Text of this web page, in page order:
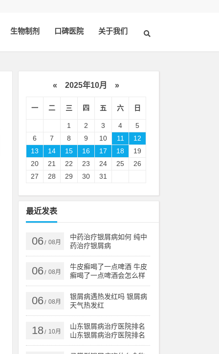
生物制剂 口碑医院 关于我们
« 2025年10月 »
一 二 三 四 五 六 日
1 2 3 4
5
6
7 8 9 10 11
12
13
14 15 16 17 18
19
20
21 22 23 24 25
26
27
28 29 30 31
最近发表
06/ 08月
中药治疗银屑病如何 纯中
药治疗银屑病
06/ 08月
牛皮癣喝了一点啤酒 牛皮
癣喝了一点啤酒会怎么样
06/ 08月
银屑病遇热发红吗 银屑病
天气热发红
18/ 10月
山东银屑病治疗医院排名
山东银屑病治疗医院排名
榜